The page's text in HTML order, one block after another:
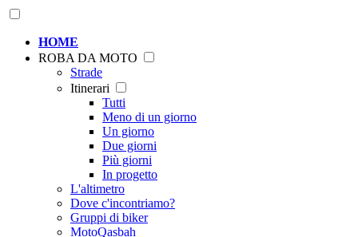
HOME
ROBA DA MOTO
Strade
Itinerari
Tutti
Meno di un giorno
Un giorno
Due giorni
Più giorni
In progetto
L'altimetro
Dove c'incontriamo?
Gruppi di biker
MotoQasbah